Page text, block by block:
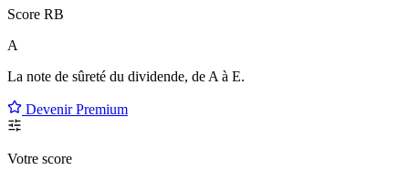
Score RB
A
La note de sûreté du dividende, de A à E.
Devenir Premium
Votre score